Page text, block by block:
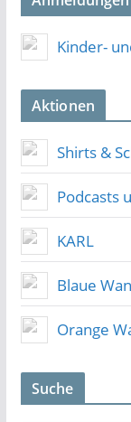
Kinder-
Aktionen
Shirts &
Podcasts
KARL
Blaue
Orange
Suche